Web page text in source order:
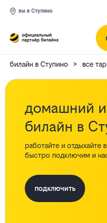
вы в Ступино
билайн в Ступино все
домашний
билайн в
работайте и
быстро подключим и
подключить